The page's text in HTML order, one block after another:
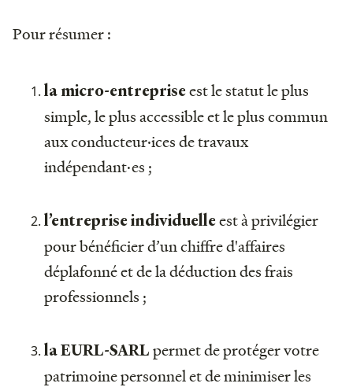
Pour résumer :
la micro-entrepriseest le statut le plus
simple, le plus accessible et le plus commun
aux conducteur·ices de travaux
indépendant·es ;
l’entreprise individuelleest à privilégier
pour bénéficier d’un chiffre d'affaires
déplafonné et de la déduction des frais
professionnels ;
la EURL-SARL permet de protéger votre
patrimoine personnel et de minimiser les